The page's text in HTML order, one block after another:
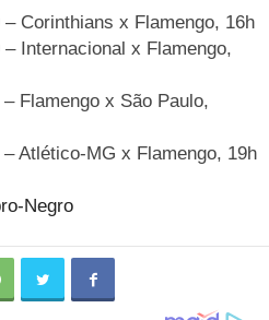
Corinthians x Flamengo, 16h
– Internacional x Flamengo,
Flamengo x São Paulo,
Atlético-MG x Flamengo, 19h
Negro